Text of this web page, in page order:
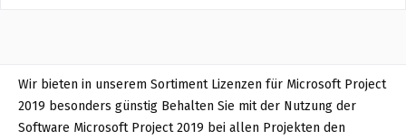
Wir bieten in unserem Sortiment Lizenzen für Microsoft Project
2019 besonders günstig Behalten Sie mit der Nutzung der
Software Microsoft Project 2019 bei allen Projekten den